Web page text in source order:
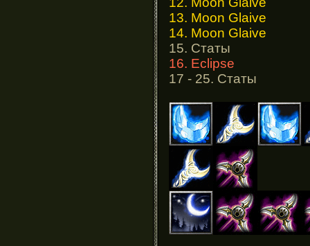
13. Moon Glaive
14. Moon Glaive
15. Статы
16. Eclipse
17 - 25. Статы